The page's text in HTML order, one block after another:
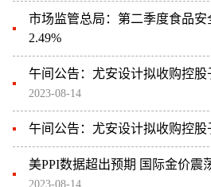
市场监管总局：第二季度食品
2.49%
午间公告：尤安设计拟收购控
2023-08-14
午间公告：尤安设计拟收购控
美PPI数据超出预期 国际金价震
2023-08-14